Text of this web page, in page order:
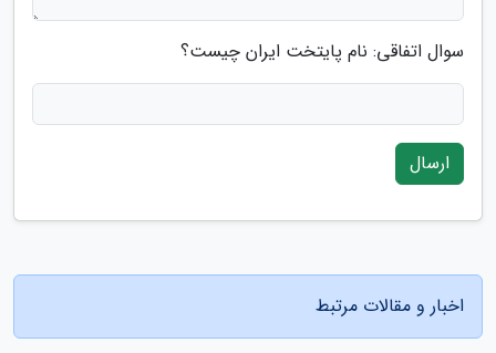
سوال اتفاقی: نام پایتخت ایران چیست؟
ارسال
اخبار و مقالات مرتبط